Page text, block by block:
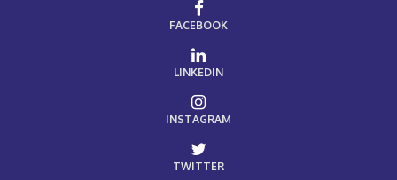
FACEBOOK
LINKEDIN
INSTAGRAM
TWITTER